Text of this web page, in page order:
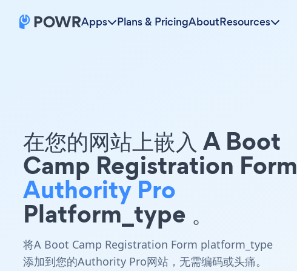
Apps Plans & PricingAboutResources
在您的网站上嵌入 A Boot
Camp Registration Form
Authority Pro
Platform_type 。
将A Boot Camp Registration Form platform_type
添加到您的Authority Pro网站，无需编码或头痛。